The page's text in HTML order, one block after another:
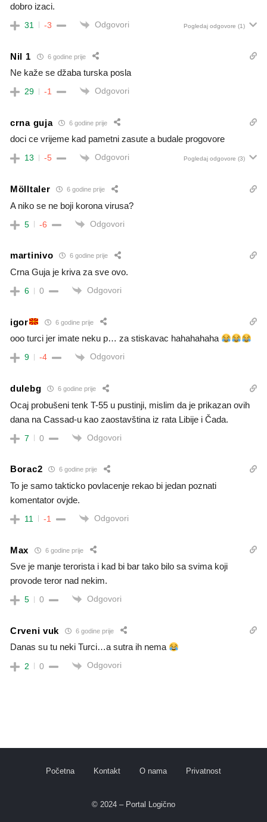
dobro izaci.
31 -3 Odgovori Pogledaj odgovore (1)
Nil 1 6 godine prije
Ne kaže se džaba turska posla
29 -1 Odgovori
crna guja 6 godine prije
doci ce vrijeme kad pametni zasute a budale progovore
13 -5 Odgovori Pogledaj odgovore (3)
Mölltaler 6 godine prije
A niko se ne boji korona virusa?
5 -6 Odgovori
martinivo 6 godine prije
Crna Guja je kriva za sve ovo.
6 0 Odgovori
igor 6 godine prije
ooo turci jer imate neku p… za stiskavac hahahahaha
9 -4 Odgovori
dulebg 6 godine prije
Ocaj probušeni tenk T-55 u pustinji, mislim da je prikazan ovih
dana na Cassad-u kao zaostavština iz rata Libije i Čada.
7 0 Odgovori
Borac2 6 godine prije
To je samo takticko povlacenje rekao bi jedan poznati
komentator ovjde.
11 -1 Odgovori
Max 6 godine prije
Sve je manje terorista i kad bi bar tako bilo sa svima koji
provode teror nad nekim.
5 0 Odgovori
Crveni vuk 6 godine prije
Danas su tu neki Turci…a sutra ih nema
2 0 Odgovori
Početna Kontakt O nama Privatnost
© 2024 – Portal Logično